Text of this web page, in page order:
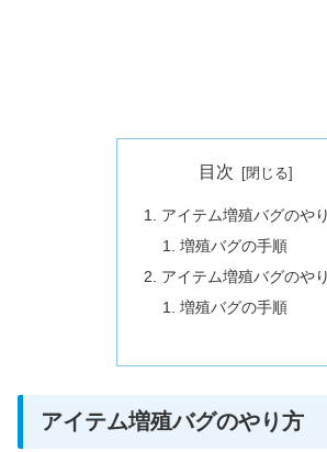
目次
アイテム増殖バグのや
増殖バグの手順
アイテム増殖バグのや
増殖バグの手順
アイテム増殖バグのやり方